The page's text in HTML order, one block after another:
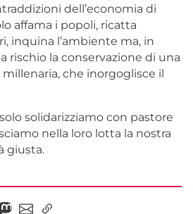
dell’economia di
affama i popoli, ricatta
inquina l’ambiente ma, in
rischio la conservazione di una
che inorgoglisce il
solidarizziamo con pastore
nella loro lotta la nostra
giusta.